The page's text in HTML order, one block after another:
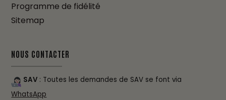
Programme de fidélité
Sitemap
NOUS CONTACTER
SAV : Toutes les demandes de SAV se font via
WhatsApp